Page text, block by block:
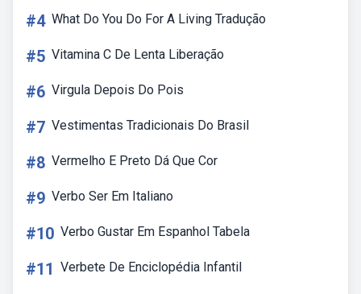
#4 What Do You Do For A Living Tradução
#5 Vitamina C De Lenta Liberação
#6 Virgula Depois Do Pois
#7 Vestimentas Tradicionais Do Brasil
#8 Vermelho E Preto Dá Que Cor
#9 Verbo Ser Em Italiano
#10 Verbo Gustar Em Espanhol Tabela
#11 Verbete De Enciclopédia Infantil